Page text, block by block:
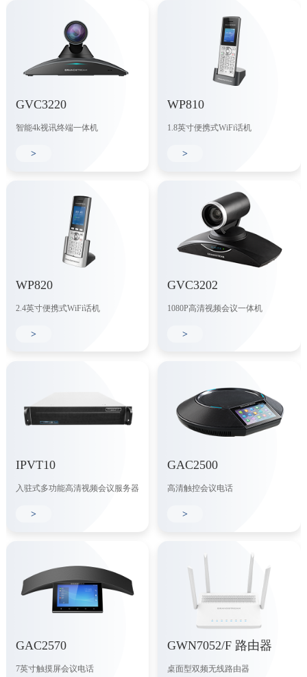
GVC3220
智能4k视讯终端一体机
>
WP810
1.8英寸便携式WiFi话机
>
WP820
2.4英寸便携式WiFi话机
>
GVC3202
1080P高清视频会议一体机
>
IPVT10
入驻式多功能高清视频会议服务器
>
GAC2500
高清触控会议电话
>
GAC2570
7英寸触摸屏会议电话
GWN7052/F 路由器
桌面型双频无线路由器